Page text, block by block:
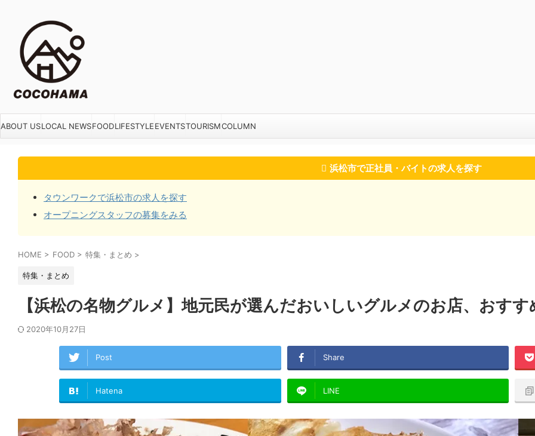
ABOUT USLOCAL NEWSFOODLIFESTYLEEVENTSTOURISMCOLUMN
浜松市で正社員・バイトの求人を探す
タウンワークで浜松市の求人を探す
オープニングスタッフの募集をみる
HOME > FOOD > 特集・まとめ >
特集・まとめ
【浜松の名物グルメ】地元民が選んだおいしいグルメのお店、おすす
2020年10月27日
Post Share
Hatena LINE